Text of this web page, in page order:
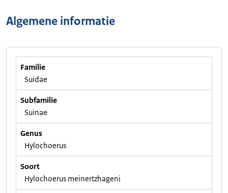
Algemene informatie
Familie
Suidae
Subfamilie
Suinae
Genus
Hylochoerus
Soort
Hylochoerus meinertzhageni